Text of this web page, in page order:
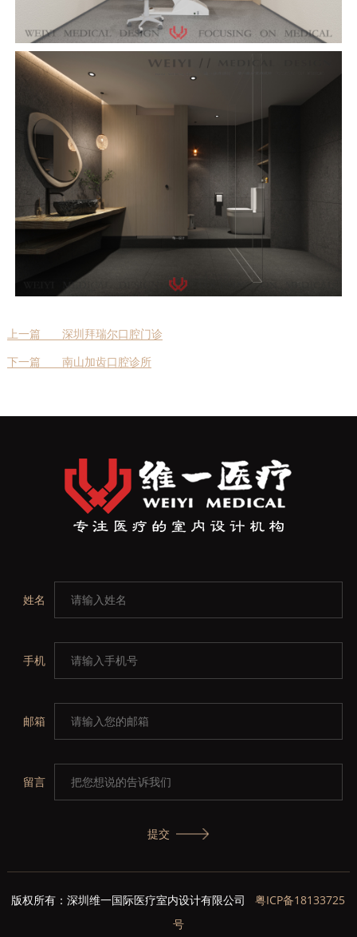
上一篇
深圳拜瑞尔口腔门诊
下一篇
南山加齿口腔诊所
姓名
手机
邮箱
留言
提交
版权所有：深圳维一国际医疗室内设计有限公司粤ICP备18133725
号